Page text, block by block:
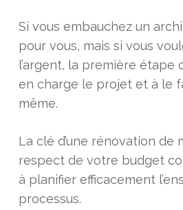
Si vous embauchez un
pour vous, mais si vous
l’argent, la première étape
en charge le projet et à le
même.
La clé d’une rénovation de
respect de votre budget
à planifier efficacement
processus.